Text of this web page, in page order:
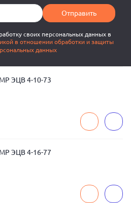
Отправить
своих персональных данных в
в отношении обработки и защиты
данных
ЭЦВ 4-10-73
ЭЦВ 4-16-77